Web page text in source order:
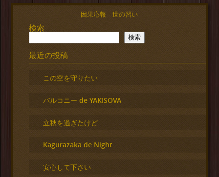
因果応報 世の習い
検索
検索
最近の投稿
この空を守りたい
バルコニー de YAKISOVA
立秋を過ぎたけど
Kagurazaka de Night
安心して下さい